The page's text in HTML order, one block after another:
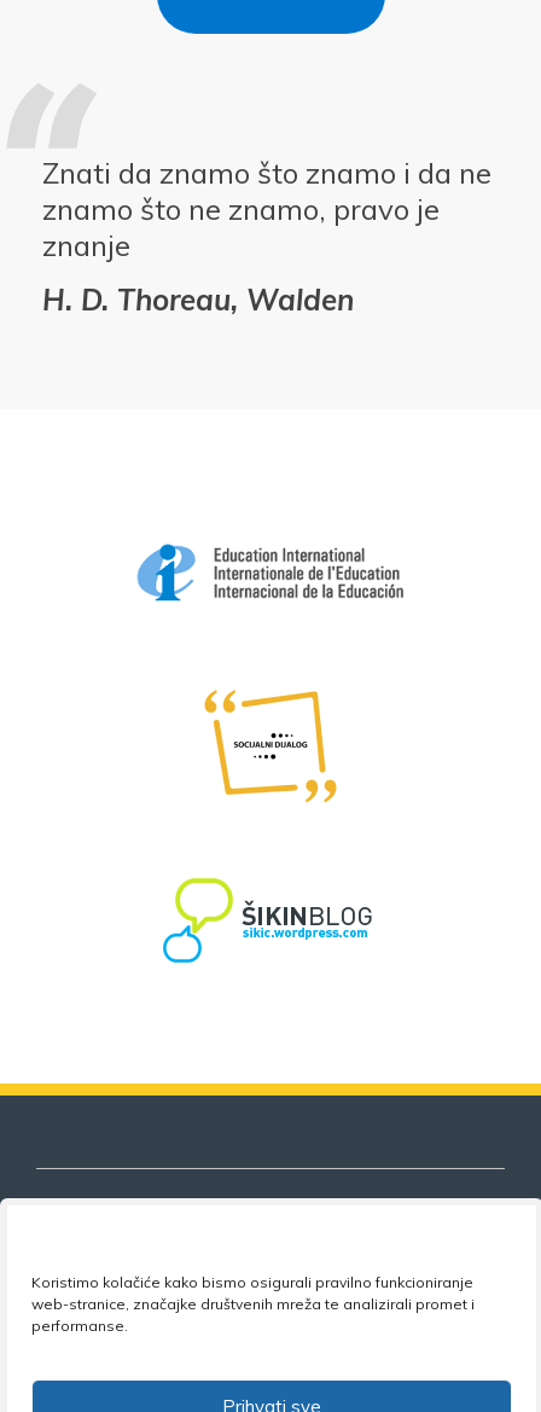
Koristimo kolačiće kako bismo osigurali pravilno funkcioniranje
web-stranice, značajke društvenih mreža te analizirali promet i
performanse.
Prihvati sve
Znati da znamo što znamo i da ne
znamo što ne znamo, pravo je
znanje
H. D. Thoreau, Walden
Nezavisni sindikat znanosti i visokog
obrazovanja
Zagreb •Tel: +385 1 4847 337 •Email: uprava@nsz.hr